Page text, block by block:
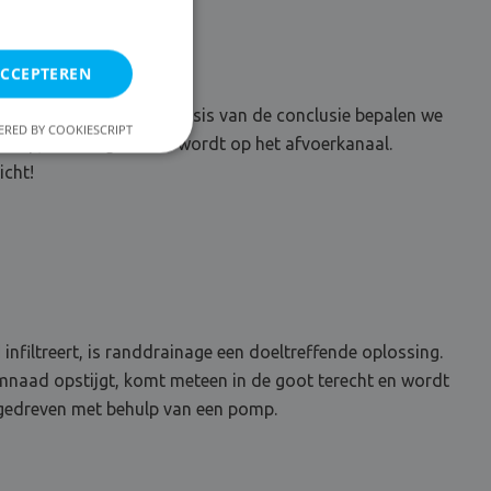
vochtdiagnose. Op basis van de conclusie bepalen we
die aangesloten wordt op het afvoerkanaal.
infiltreert, is randdrainage een doeltreffende oplossing.
opstijgt, komt meteen in de goot terecht en wordt
met behulp van een pomp.
BY COOKIESCRIPT